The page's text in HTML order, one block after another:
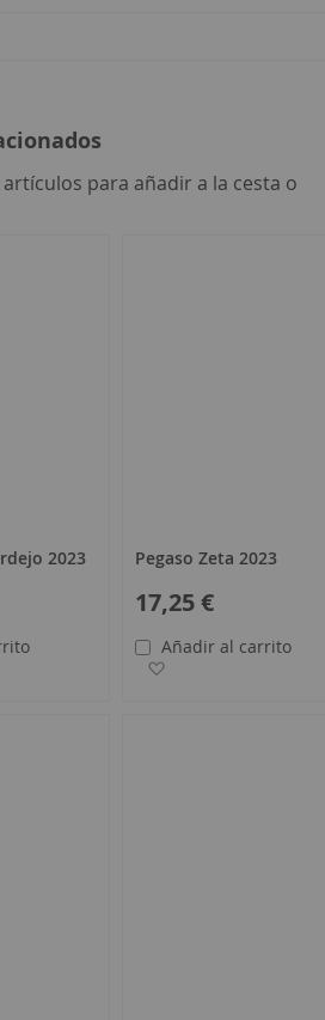
para añadir a la cesta o
2023 Pegaso Zeta 2023
17,25 €
Añadir al carrito